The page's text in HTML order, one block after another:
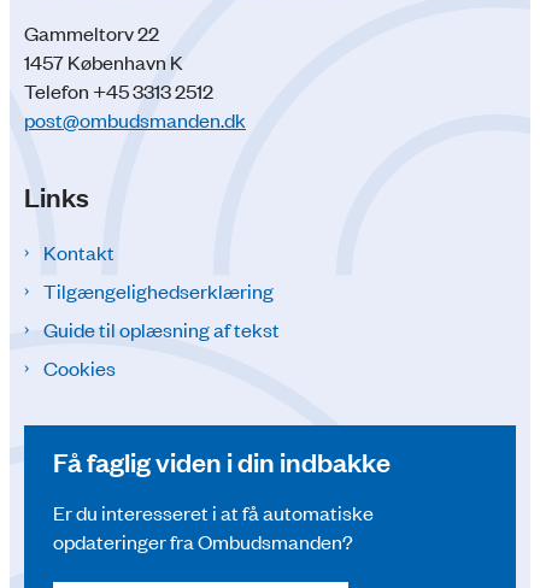
Gammeltorv 22
1457 København K
Telefon +45 3313 2512
post@ombudsmanden.dk
Links
Kontakt
Tilgængelighedserklæring
Guide til oplæsning af tekst
Cookies
Få faglig viden i din indbakke
Er du interesseret i at få automatiske
opdateringer fra Ombudsmanden?